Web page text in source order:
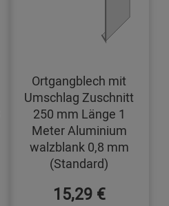
Ortgangblech mit
Umschlag Zuschnitt
250 mm Länge 1
Meter Aluminium
walzblank 0,8 mm
(Standard)
15,29 €